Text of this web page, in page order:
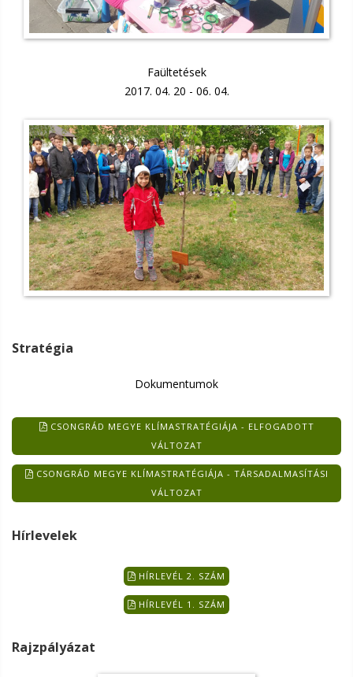
Faültetések
2017. 04. 20 - 06. 04.
Stratégia
Dokumentumok
CSONGRÁD MEGYE KLÍMASTRATÉGIÁJA - ELFOGADOTT
VÁLTOZAT
CSONGRÁD MEGYE KLÍMASTRATÉGIÁJA - TÁRSADALMASÍTÁSI
VÁLTOZAT
Hírlevelek
HÍRLEVÉL 2. SZÁM
HÍRLEVÉL 1. SZÁM
Rajzpályázat